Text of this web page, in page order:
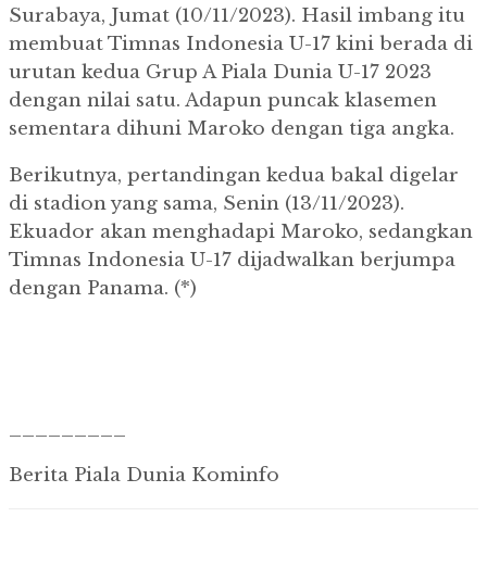
Surabaya, Jumat (10/11/2023). Hasil imbang itu
membuat Timnas Indonesia U-17 kini berada di
urutan kedua Grup A Piala Dunia U-17 2023
dengan nilai satu. Adapun puncak klasemen
sementara dihuni Maroko dengan tiga angka.
Berikutnya, pertandingan kedua bakal digelar
di stadion yang sama, Senin (13/11/2023).
Ekuador akan menghadapi Maroko, sedangkan
Timnas Indonesia U-17 dijadwalkan berjumpa
dengan Panama. (*)
Berita Piala Dunia Kominfo